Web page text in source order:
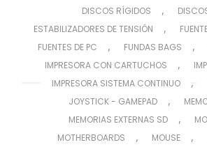
DISCOS RÍGIDOS ,
ESTABILIZADORES DE TENSIÓN ,
FUENTES DE PC , FUNDAS BAGS ,
IMPRESORA CON CARTUCHOS ,
IMPRESORA SISTEMA CONTINUO ,
JOYSTICK - GAMEPAD ,
MEMORIAS EXTERNAS SD ,
MOTHERBOARDS , MOUSE ,